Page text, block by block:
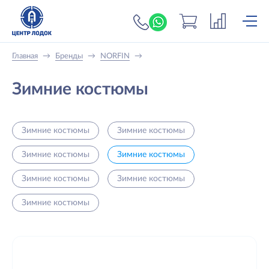
+7 (919) 698-56-
Главная → Бренды → NORFIN →
Зимние костюмы
Зимние костюмы Зимние костюмы
Зимние костюмы Зимние костюмы
Зимние костюмы Зимние костюмы
Зимние костюмы